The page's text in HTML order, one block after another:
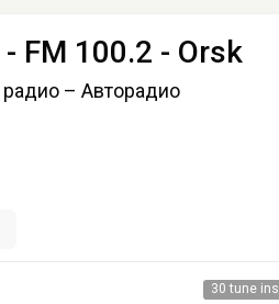
- FM 100.2 - Orsk
– Авторадио
30 tune ins